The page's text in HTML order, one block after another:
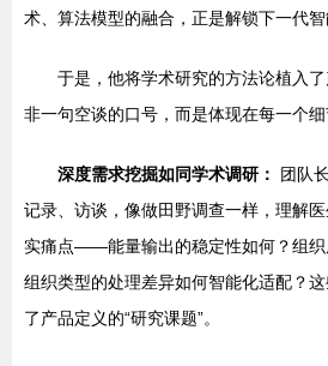
术、算法模型的融合，正是解锁下一代智
于是，他将学术研究的方法论植入
非一句空谈的口号，而是体现在每一个细
深度需求挖掘如同学术调研：
团队
记录、访谈，像做田野调查一样，理解
实痛点——能量输出的稳定性如何？组织
组织类型的处理差异如何智能化适配？
了产品定义的“研究课题”。